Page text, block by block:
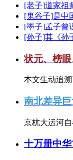
[老子]道家祖
[鬼谷子]是中
[墨子]孟子曾
[孙子]其《孙
状元、榜
本文生动追溯
南北差异
京杭大运河
十万册中